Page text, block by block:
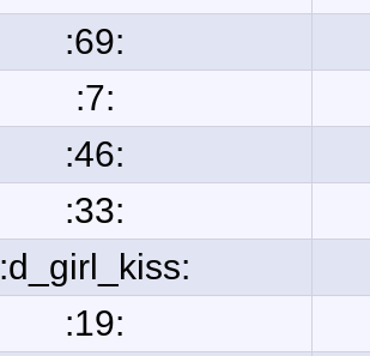
:69:
:7:
:46:
:33:
:d_girl_kiss:
:19: